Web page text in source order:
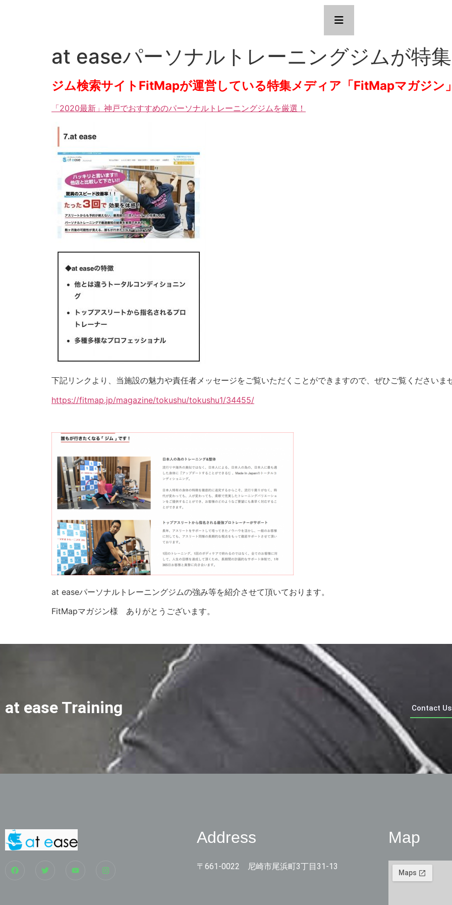
at easeパーソナルトレーニングジムが特
ジム検索サイトFitMapが運営している特集メディア「FitMapマガジン
「2020最新」神戸でおすすめのパーソナルトレーニングジムを厳選！
下記リンクより、当施設の魅力や責任者メッセージをご覧いただくことができますので、ぜひご覧くださいま
https://fitmap.jp/magazine/tokushu/tokushu1/34455/
at easeパーソナルトレーニングジムの強み等を紹介させて頂いております。
FitMapマガジン様 ありがとうございます。
at ease Training Contact Us
Address
〒661-0022 尼崎市尾浜町3丁目31-13
Map